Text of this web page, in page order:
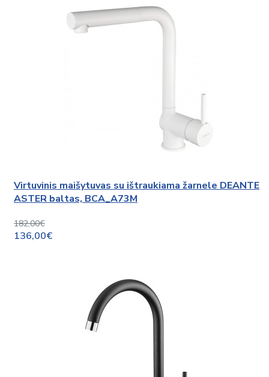
Virtuvinis maišytuvas su ištraukiama žarnele DEANTE
ASTER baltas, BCA_A73M
182,00€
136,00€